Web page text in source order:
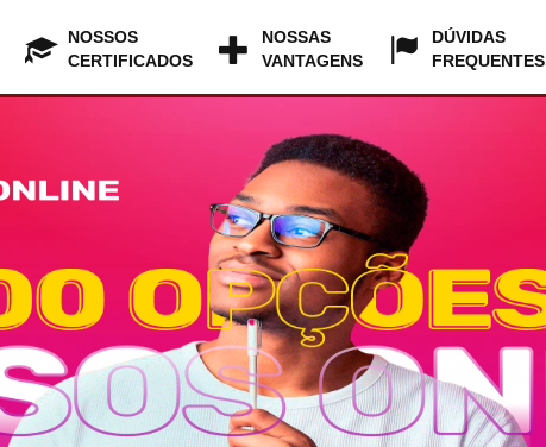
NOSSOS
CERTIFICADOS
NOSSAS
VANTAGENS
DÚVIDAS
FREQUENTES